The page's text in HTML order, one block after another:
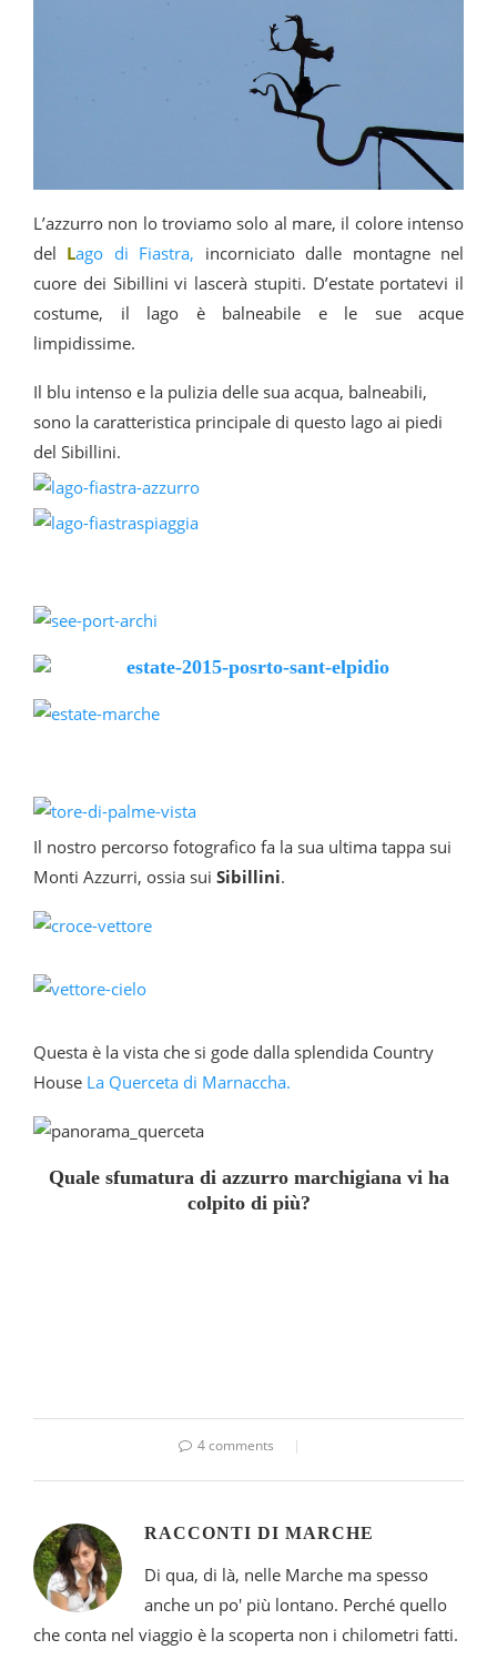
L’azzurro non lo troviamo solo al mare, il colore intenso
del Lago di Fiastra, incorniciato dalle montagne nel
cuore dei Sibillini vi lascerà stupiti. D’estate portatevi il
costume, il lago è balneabile e le sue acque
limpidissime.
Il blu intenso e la pulizia delle sua acqua, balneabili,
sono la caratteristica principale di questo lago ai piedi
del Sibillini.
Il nostro percorso fotografico fa la sua ultima tappa sui
Monti Azzurri, ossia sui Sibillini.
Questa è la vista che si gode dalla splendida Country
House La Querceta di Marnaccha.
Quale sfumatura di azzurro marchigiana vi ha
colpito di più?
4 comments
RACCONTI DI MARCHE
Di qua, di là, nelle Marche ma spesso
anche un po' più lontano. Perché quello
che conta nel viaggio è la scoperta non i chilometri fatti.